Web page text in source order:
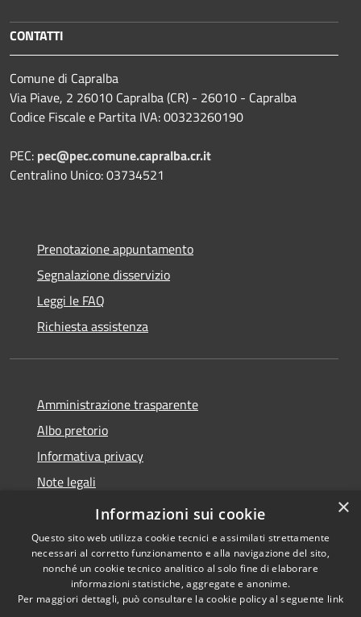
CONTATTI
Comune di Capralba
Via Piave, 2 26010 Capralba (CR) - 26010 - Capralba
Codice Fiscale e Partita IVA: 00323260190
PEC: pec@pec.comune.capralba.cr.it
Centralino Unico: 03734521
Prenotazione appuntamento
Segnalazione disservizio
Leggi le FAQ
Richiesta assistenza
Amministrazione trasparente
Albo pretorio
Informativa privacy
Note legali
Dichiarazione di accessibilità
Accessibilità
Copyright © 2026 • Comune di
Capralba • Powered by
×
Informazioni sui cookie
Questo sito web utilizza cookie tecnici e assimilati strettamente
necessari al corretto funzionamento e alla navigazione del sito,
nonché un cookie tecnico analitico al solo fine di elaborare
informazioni statistiche, aggregate e anonime.
Per maggiori dettagli, può consultare la cookie policy al seguente link